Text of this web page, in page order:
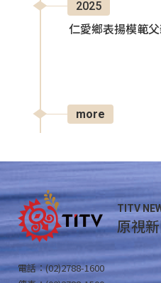
2025
仁愛鄉表揚模範
more
TITV
原視
電話：(02)2788-1600